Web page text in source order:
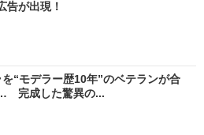
告が出現！
“モデラー歴10年”のベテランが合
完成した驚異の...